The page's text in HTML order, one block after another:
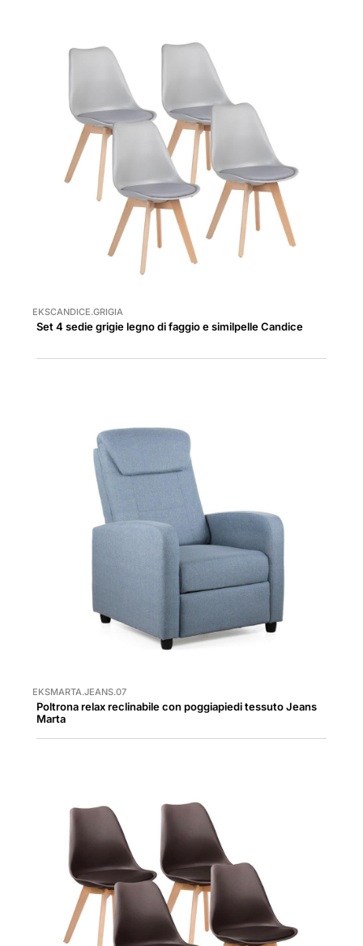
EKSCANDICE.GRIGIA
Set 4 sedie grigie legno di faggio e similpelle Candice
EKSMARTA.JEANS.07
Poltrona relax reclinabile con poggiapiedi tessuto Jeans
Marta